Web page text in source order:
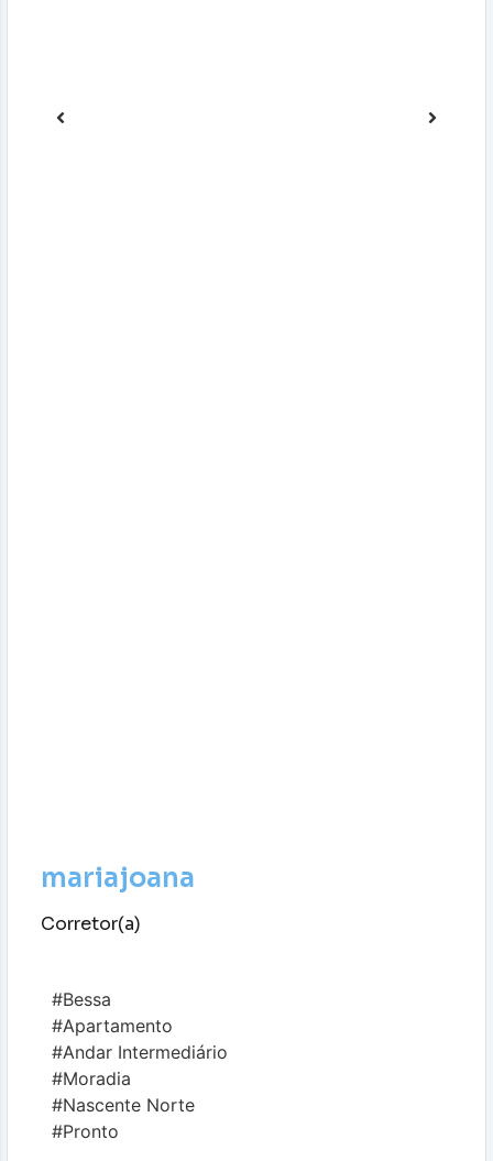
mariajoana
Corretor(a)
#Bessa
#Apartamento
#Andar Intermediário
#Moradia
#Nascente Norte
#Pronto